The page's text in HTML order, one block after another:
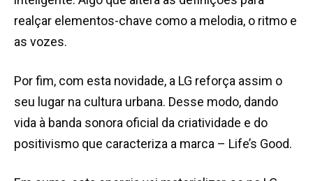
realçar elementos-chave como a melodia, o ritmo e
as vozes.
Por fim, com esta novidade, a LG reforça assim o
seu lugar na cultura urbana. Desse modo, dando
vida à banda sonora oficial da criatividade e do
positivismo que caracteriza a marca – Life’s Good.